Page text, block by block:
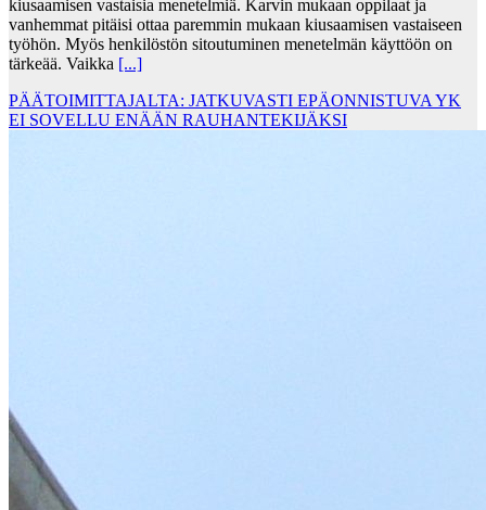
kiusaamisen vastaisia menetelmiä. Karvin mukaan oppilaat ja
vanhemmat pitäisi ottaa paremmin mukaan kiusaamisen vastaiseen
työhön. Myös henkilöstön sitoutuminen menetelmän käyttöön on
tärkeää. Vaikka [...]
PÄÄTOIMITTAJALTA: JATKUVASTI EPÄONNISTUVA YK
EI SOVELLU ENÄÄN RAUHANTEKIJÄKSI